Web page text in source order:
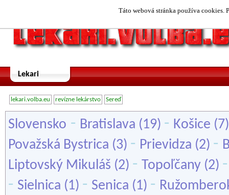
Táto webová stránka používa cookies.
Lekari
lekari.volba.eu revízne lekárstvo Sereď
Slovensko - Bratislava (19) - Košice
Považská Bystrica (3) - Prievidza (2) -
Liptovský Mikuláš (2) - Topoľčany (2)
- Sielnica (1) - Senica (1) -